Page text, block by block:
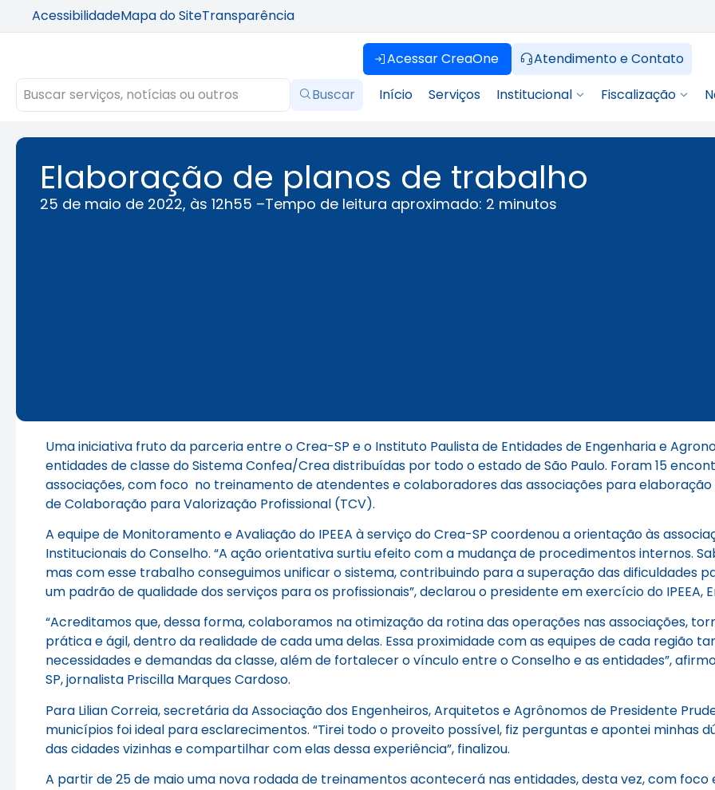
AcessibilidadeMapa do SiteTransparência
Acessar CreaOne
Atendimento e Contato
Buscar
Início Serviços Institucional Fiscalização
Elaboração de planos de trabalho
25 de maio de 2022, às 12h55 –Tempo de leitura aproximado: 2 minutos
Uma iniciativa fruto da parceria entre o Crea-SP e o Instituto Paulista de Entidades de Engenharia e
entidades de classe do Sistema Confea/Crea distribuídas por todo o estado de São Paulo. Foram 15
associações, com foco no treinamento de atendentes e colaboradores das associações para
de Colaboração para Valorização Profissional (TCV).
A equipe de Monitoramento e Avaliação do IPEEA à serviço do Crea-SP coordenou a orientação às
Institucionais do Conselho. “A ação orientativa surtiu efeito com a mudança de procedimentos internos.
mas com esse trabalho conseguimos unificar o sistema, contribuindo para a superação das dificuldades
um padrão de qualidade dos serviços para os profissionais”, declarou o presidente em exercício do IPEEA,
“Acreditamos que, dessa forma, colaboramos na otimização da rotina das operações nas associações,
prática e ágil, dentro da realidade de cada uma delas. Essa proximidade com as equipes de cada região
necessidades e demandas da classe, além de fortalecer o vínculo entre o Conselho e as entidades”,
SP, jornalista Priscilla Marques Cardoso.
Para Lilian Correia, secretária da Associação dos Engenheiros, Arquitetos e Agrônomos de Presidente
municípios foi ideal para esclarecimentos. “Tirei todo o proveito possível, fiz perguntas e apontei minhas
das cidades vizinhas e compartilhar com elas dessa experiência”, finalizou.
A partir de 25 de maio uma nova rodada de treinamentos acontecerá nas entidades, desta vez, com